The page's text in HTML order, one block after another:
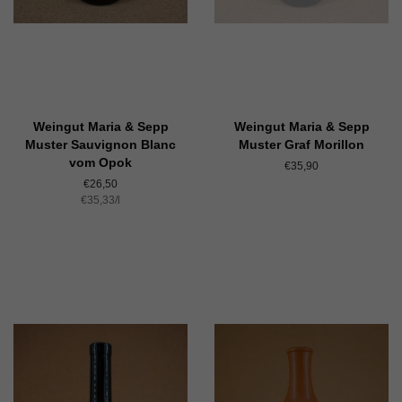
Weingut Maria & Sepp
Muster Sauvignon Blanc
vom Opok
Normaler
Preis
€26,50
Einzelpreis
€35,33/pro
l
Weingut Maria & Sepp
Muster Graf Morillon
Normaler
€35,90